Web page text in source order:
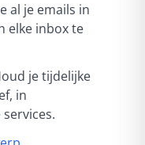
al je emails in
elke inbox te
je tijdelijke
in